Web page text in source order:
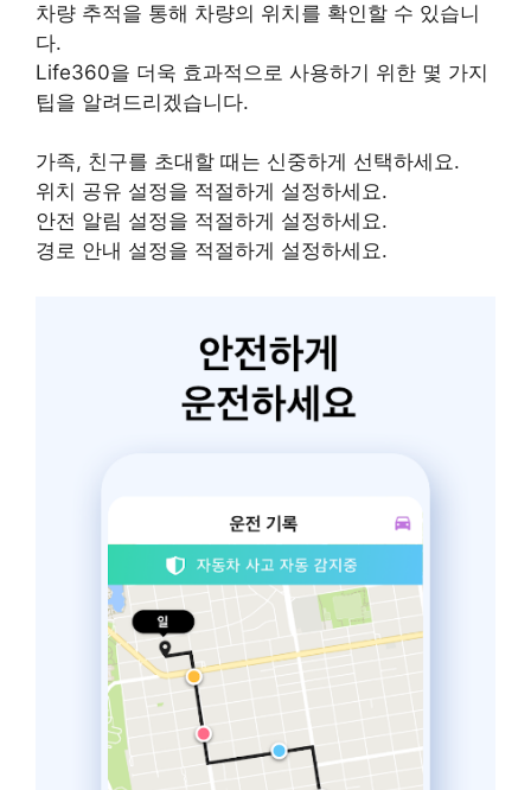
차량 추적을 통해 차량의 위치를 확인할 수 있습니
다.
Life360을 더욱 효과적으로 사용하기 위한 몇 가지
팁을 알려드리겠습니다.
가족, 친구를 초대할 때는 신중하게 선택하세요.
위치 공유 설정을 적절하게 설정하세요.
안전 알림 설정을 적절하게 설정하세요.
경로 안내 설정을 적절하게 설정하세요.